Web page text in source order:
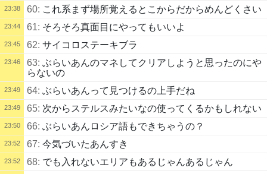
23:38 60: これ系まず場所覚えるとこからだからめんどくさい
23:44 61: そろそろ真面目にやってもいいよ
23:45 62: サイコロステーキブラ
23:46 63: ぶらいあんのマネしてクリアしようと思ったのにや
らないの
23:49 64: ぶらいあんって見つけるの上手だね
23:49 65: 次からステルスみたいなの使ってくるかもしれない
23:50 66: ぶらいあんロシア語もできちゃうの？
23:52 67: 今気づいたあんすき
23:52 68: でも入れないエリアもあるじゃんあるじゃん